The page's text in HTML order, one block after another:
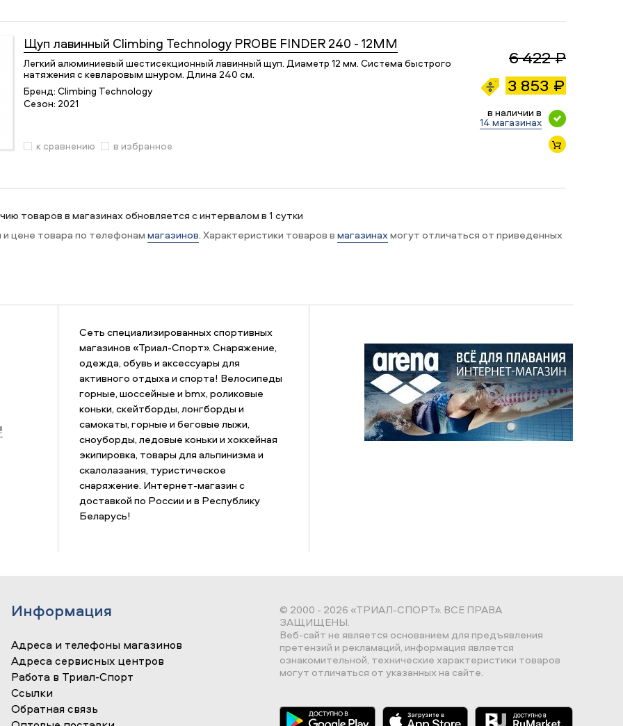
Щуп лавинный Climbing Technology PROBE FINDER 240 - 12MM
Легкий алюминиевый шестисекционный лавинный щуп. Диаметр 12 мм. Система быстрого
натяжения с кевларовым шнуром. Длина 240 см.
Бренд: Climbing Technology
Сезон: 2021
6 422 ₽
3 853 ₽
в наличии в
14 магазинах
к сравнению
в избранное
товаров в магазинах обновляется с интервалом в 1 сутки
и цене товара по телефонаммагазинов. Характеристики товаров вмагазинахмогут отличаться от приведенных
Сеть специализированных спортивных
магазинов «Триал-Спорт». Снаряжение,
одежда, обувь и аксессуары для
активного отдыха и спорта! Велосипеды
горные, шоссейные и bmx, роликовые
коньки, скейтборды, лонгборды и
самокаты, горные и беговые лыжи,
сноуборды, ледовые коньки и хоккейная
экипировка, товары для альпинизма и
скалолазания, туристическое
снаряжение. Интернет-магазин с
доставкой по России и в Республику
Беларусь!
Информация
Адреса и телефоны магазинов
Адреса сервисных центров
Работа в Триал-Спорт
Ссылки
Обратная связь
© 2000 - 2026 «ТРИАЛ-СПОРТ». ВСЕ ПРАВА
ЗАЩИЩЕНЫ.
Веб-сайт не является основанием для предъявления
претензий и рекламаций, информация является
ознакомительной, технические характеристики товаров
могут отличаться от указанных на сайте.